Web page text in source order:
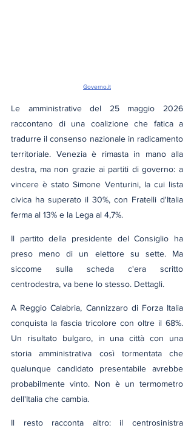
Governo.it
Le amministrative del 25 maggio 2026
raccontano di una coalizione che fatica a
tradurre il consenso nazionale in radicamento
territoriale. Venezia è rimasta in mano alla
destra, ma non grazie ai partiti di governo: a
vincere è stato Simone Venturini, la cui lista
civica ha superato il 30%, con Fratelli d'Italia
ferma al 13% e la Lega al 4,7%.
Il partito della presidente del Consiglio ha
preso meno di un elettore su sette. Ma
siccome sulla scheda c'era scritto
centrodestra, va bene lo stesso. Dettagli.
A Reggio Calabria, Cannizzaro di Forza Italia
conquista la fascia tricolore con oltre il 68%.
Un risultato bulgaro, in una città con una
storia amministrativa così tormentata che
qualunque candidato presentabile avrebbe
probabilmente vinto. Non è un termometro
dell'Italia che cambia.
Il resto racconta altro: il centrosinistra